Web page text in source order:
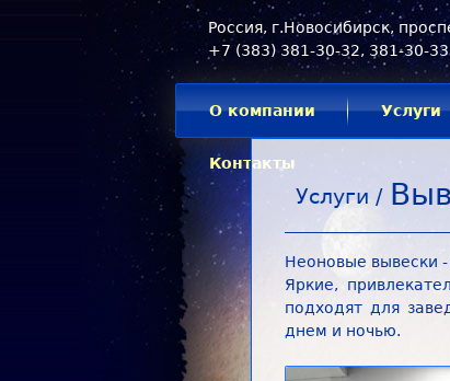
Россия, г.Новосибирск,
+7 (383) 381-30-32, 381-30-33
О компании Услуги
Контакты
Услуги /
Неоновые вывески
Яркие,
подходят для
днем и ночью.